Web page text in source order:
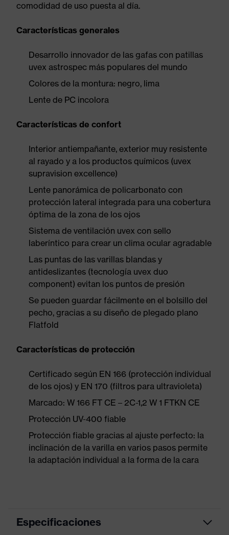
comodidad de uso puesta al día.
Características generales
Desarrollo innovador de las gafas con patillas
uvex astrospec más populares del mundo
Colores de la montura: negro, lima
Lente de PC incolora
Características de confort
Interior antiempañante, exterior muy resistente
al rayado y a los productos químicos (uvex
supravision excellence)
Lente panorámica de policarbonato con
protección lateral integrada para una cobertura
óptima de la zona de los ojos
Sistema de ventilación uvex con sello
laberíntico para crear un clima ocular agradable
Las puntas de las varillas blandas y
antideslizantes (tecnología uvex duo
component) evitan los puntos de presión
Se pueden guardar fácilmente en el bolsillo del
pecho, gracias a su diseño de plegado plano
Flatfold
Características de protección
Certificado según EN 166 (protección individual
de los ojos) y EN 170 (filtros para ultravioleta)
Marcado: W 166 FT CE – 2C-1,2 W 1 FTKN CE
Protección UV-400 fiable
Protección fiable gracias al ajuste perfecto: la
inclinación de la varilla en varios pasos permite
la adaptación individual a la forma de la cara
Especificaciones